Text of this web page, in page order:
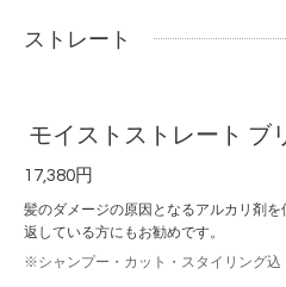
ストレート
モイストストレート ブ
17,380円
髪のダメージの原因となるアルカリ剤
返している方にもお勧めです。
※シャンプー・カット・スタイリング込